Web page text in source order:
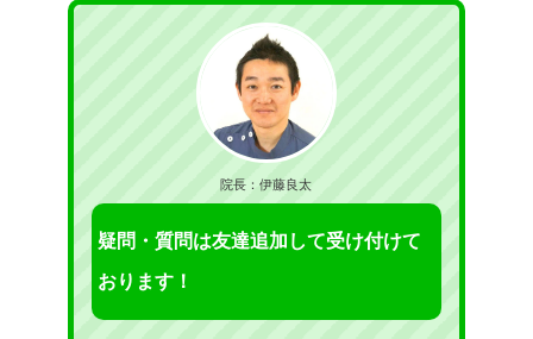
院長：伊藤良太
疑問・質問は友達追加して受け付けて
おります！